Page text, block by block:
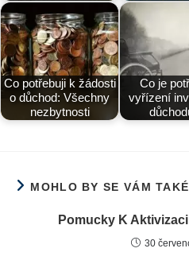
Co potřebuji k žádosti
o důchod: Všechny
nezbytnosti
Co je
vyřízení
MOHLO BY SE VÁM
Pomucky K
30